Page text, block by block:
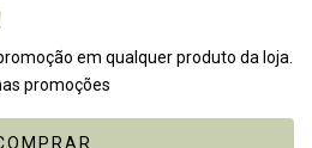
em qualquer produto da loja.
promoções